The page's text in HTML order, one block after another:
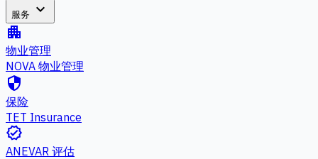
服务 expand_more
apartment
物业管理
NOVA 物业管理
security
保险
TET Insurance
verified
ANEVAR 评估